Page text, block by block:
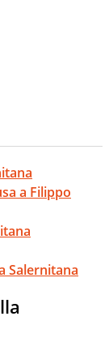
a Filippo
Salernitana